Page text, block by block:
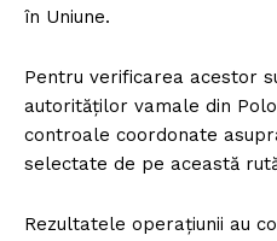
în Uniune.
Pentru verificarea acestor
autorităților vamale din
controale coordonate
selectate de pe această
Rezultatele operațiunii au